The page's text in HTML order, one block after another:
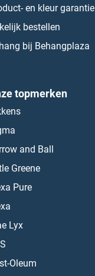
en kleur garantie
bestellen
bij Behangplaza
topmerken
and Ball
Greene
Pure
Lyx
Oleum